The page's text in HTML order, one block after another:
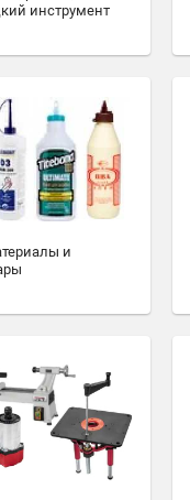
инструмент
и